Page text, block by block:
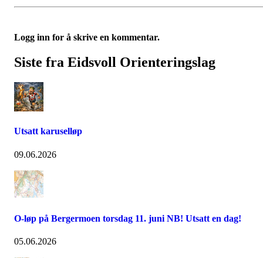
Logg inn for å skrive en kommentar.
Siste fra Eidsvoll Orienteringslag
Utsatt karuselløp
09.06.2026
O-løp på Bergermoen torsdag 11. juni NB! Utsatt en dag!
05.06.2026